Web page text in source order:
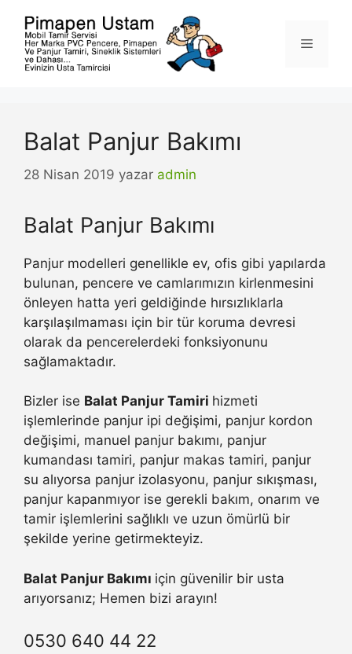
Menü
Balat Panjur Bakımı
28 Nisan 2019 yazar admin
Balat Panjur Bakımı
Panjur modelleri genellikle ev, ofis gibi yapılarda
bulunan, pencere ve camlarımızın kirlenmesini
önleyen hatta yeri geldiğinde hırsızlıklarla
karşılaşılmaması için bir tür koruma devresi
olarak da pencerelerdeki fonksiyonunu
sağlamaktadır.
Bizler ise Balat Panjur Tamiri hizmeti
işlemlerinde panjur ipi değişimi, panjur kordon
değişimi, manuel panjur bakımı, panjur
kumandası tamiri, panjur makas tamiri, panjur
su alıyorsa panjur izolasyonu, panjur sıkışması,
panjur kapanmıyor ise gerekli bakım, onarım ve
tamir işlemlerini sağlıklı ve uzun ömürlü bir
şekilde yerine getirmekteyiz.
Balat Panjur Bakımı için güvenilir bir usta
arıyorsanız; Hemen bizi arayın!
0530 640 44 22